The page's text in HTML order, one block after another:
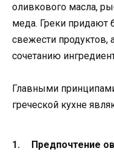
оливкового масла,
меда. Греки придают
свежести продуктов,
сочетанию
Главными
греческой кухне
Предпочтение